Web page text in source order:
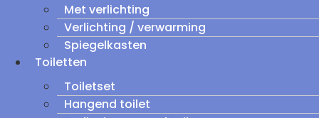
Met verlichting
Verlichting / verwarming
Spiegelkasten
Toiletten
Toiletset
Hangend toilet